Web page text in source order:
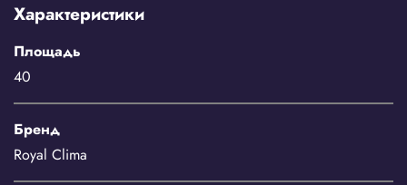
Характеристики
Площадь
40
Бренд
Royal Clima